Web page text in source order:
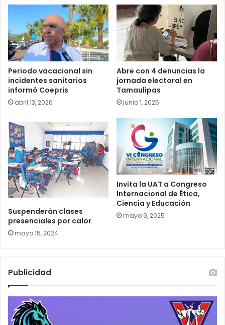
Periodo vacacional sin
incidentes sanitarios
informó Coepris
abril 13, 2026
Abre con 4 denuncias la
jornada electoral en
Tamaulipas
junio 1, 2025
Suspenderán clases
presenciales por calor
mayo 15, 2024
Invita la UAT a Congreso
Internacional de Ética,
Ciencia y Educación
mayo 9, 2025
Publicidad